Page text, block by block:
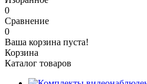
0
Сравнение
0
Ваша корзина пуста!
Корзина
Каталог товаров